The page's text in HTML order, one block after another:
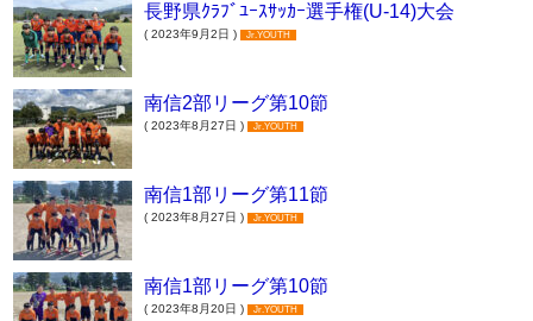
長野県ｸﾗﾌﾞﾕｰｽｻｯｶｰ選手権(U-14)大会
( 2023年9月2日 ) Jr.YOUTH
南信2部リーグ第10節
( 2023年8月27日 ) Jr.YOUTH
南信1部リーグ第11節
( 2023年8月27日 ) Jr.YOUTH
南信1部リーグ第10節
( 2023年8月20日 ) Jr.YOUTH